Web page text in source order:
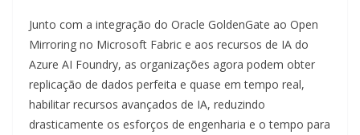
Junto com a integração do Oracle GoldenGate ao Open
Mirroring no Microsoft Fabric e aos recursos de IA do
Azure AI Foundry, as organizações agora podem obter
replicação de dados perfeita e quase em tempo real,
habilitar recursos avançados de IA, reduzindo
drasticamente os esforços de engenharia e o tempo para